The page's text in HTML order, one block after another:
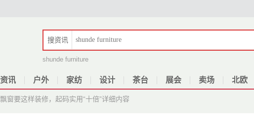
搜资讯
shunde furniture
资讯 户外 家纺 设计 茶台 展会 卖场 北欧
飘窗要这样装修，起码实用“十倍”详细内容